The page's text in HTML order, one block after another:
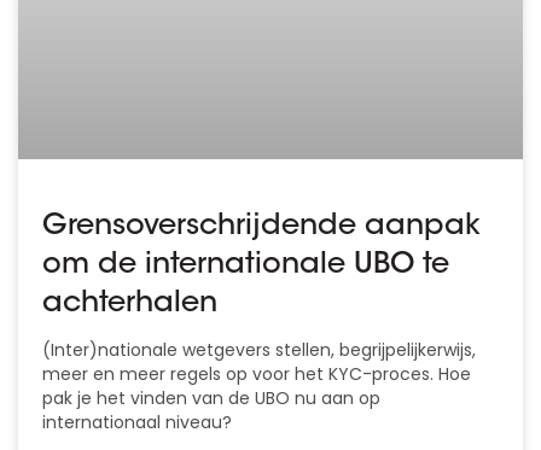
Grensoverschrijdende aanpak
om de internationale UBO te
achterhalen
(Inter)nationale wetgevers stellen, begrijpelijkerwijs,
meer en meer regels op voor het KYC-proces. Hoe
pak je het vinden van de UBO nu aan op
internationaal niveau?